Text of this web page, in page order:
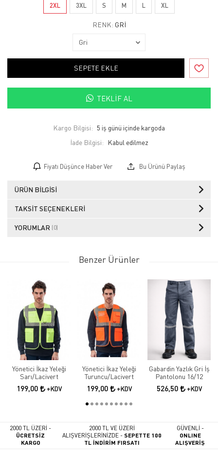
2XL 3XL S M L XL
RENK: GRI
SEPETE EKLE
TEKLIF AL
Kargo Bilgisi: 5 iş günü içinde kargoda
İade Bilgisi:
Fiyatı Düşünce Haber Ver Bu Ürünü Paylaş
ÜRÜN BILGISI
TAKSIT SEÇENEKLERI
YORUMLAR (0)
Benzer Ürünler
Yönetici İkaz Yeleği
Sarı/Lacivert
199,00 +KDV
Yönetici İkaz Yeleği
Turuncu/Lacivert
199,00 +KDV
Gabardin Yazlık Gri İş
Pantolonu 16/12
526,50 +KDV
2000 TL ÜZERİ -
ÜCRETSİZ
KARGO
2000 TL VE ÜZERİ
ALIŞVERİŞLERİNİZDE -SEPETTE 100
TL İNDİRİM FIRSATI
GÜVENLİ -
ONLINE
ALIŞVERİŞ